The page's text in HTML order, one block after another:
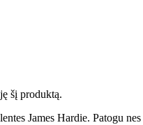
šį produktą.
James Hardie. Patogu